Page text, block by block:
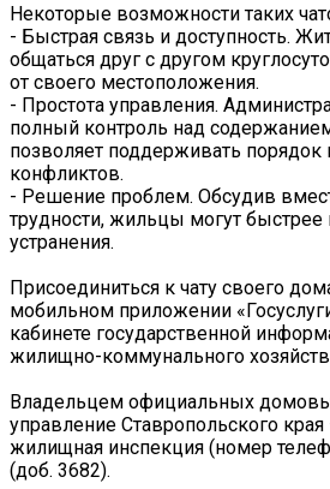
Некоторые возможности таких
- Быстрая связь и доступность.
общаться друг с другом
от своего местоположения.
- Простота управления.
полный контроль над
позволяет поддерживать порядок
конфликтов.
- Решение проблем. Обсудив
трудности, жильцы могут быстрее
устранения.
Присоединиться к чату своего
мобильном приложении
кабинете государственной
жилищно-коммунального
Владельцем официальных
управление Ставропольского края
жилищная инспекция (номер
(доб. 3682).